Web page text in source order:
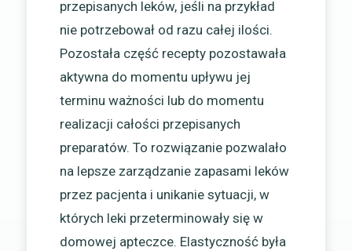
przepisanych leków, jeśli na przykład
nie potrzebował od razu całej ilości.
Pozostała część recepty pozostawała
aktywna do momentu upływu jej
terminu ważności lub do momentu
realizacji całości przepisanych
preparatów. To rozwiązanie pozwalało
na lepsze zarządzanie zapasami leków
przez pacjenta i unikanie sytuacji, w
których leki przeterminowały się w
domowej apteczce. Elastyczność była